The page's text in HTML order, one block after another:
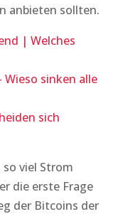
anbieten sollten.
| Welches
sinken alle
sich
viel Strom
die erste Frage
der Bitcoins der